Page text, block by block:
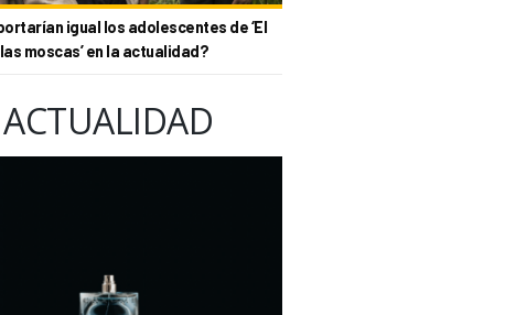
igual los adolescentes de ‘El
moscas’ en la actualidad?
ACTUALIDAD